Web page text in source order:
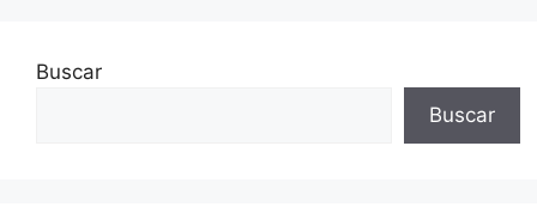
Buscar
Buscar